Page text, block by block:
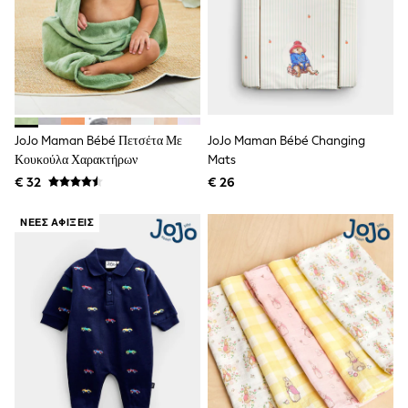
Shoes
Cardigans
Skirts
New In
Nighties
Robes
Sleepsuits
Blanket Hoodies
All Bags & Accessories
New In
Denim Jackets
Raincoats
Waterproof
Shackets
Puddlesuits
Pramsuits
Gilets
Fleeces
Teddy Borg
Puffers
Snowsuits
JoJo Maman Bébé Πετσέτα Με
Κουκούλα Χαρακτήρων
€ 32
JoJo Maman Bébé Changing
Mats
€ 26
ΝΈΕΣ ΑΦΊΞΕΙΣ